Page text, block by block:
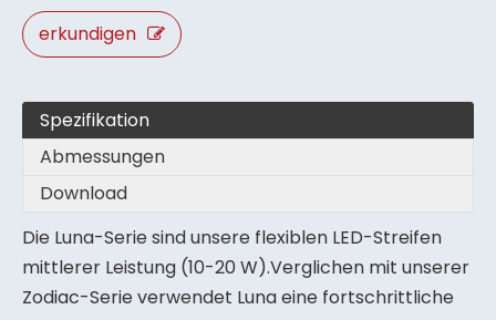
erkundigen
Spezifikation
Abmessungen
Download
Die Luna-Serie sind unsere flexiblen LED-Streifen
mittlerer Leistung (10-20 W).Verglichen mit unserer
Zodiac-Serie verwendet Luna eine fortschrittliche